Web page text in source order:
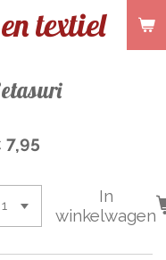
en textiel
7,95
In
winkelwagen